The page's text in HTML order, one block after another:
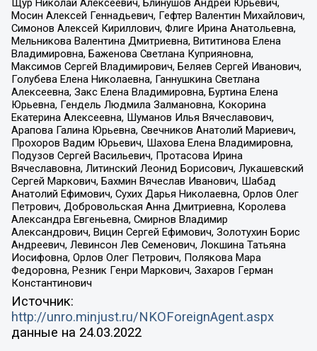
Щур Николай Алексеевич, Блинушов Андрей Юрьевич,
Мосин Алексей Геннадьевич, Гефтер Валентин Михайлович,
Симонов Алексей Кириллович, Флиге Ирина Анатольевна,
Мельникова Валентина Дмитриевна, Вититинова Елена
Владимировна, Баженова Светлана Куприяновна,
Максимов Сергей Владимирович, Беляев Сергей Иванович,
Голубева Елена Николаевна, Ганнушкина Светлана
Алексеевна, Закс Елена Владимировна, Буртина Елена
Юрьевна, Гендель Людмила Залмановна, Кокорина
Екатерина Алексеевна, Шуманов Илья Вячеславович,
Арапова Галина Юрьевна, Свечников Анатолий Мариевич,
Прохоров Вадим Юрьевич, Шахова Елена Владимировна,
Подузов Сергей Васильевич, Протасова Ирина
Вячеславовна, Литинский Леонид Борисович, Лукашевский
Сергей Маркович, Бахмин Вячеслав Иванович, Шабад
Анатолий Ефимович, Сухих Дарья Николаевна, Орлов Олег
Петрович, Добровольская Анна Дмитриевна, Королева
Александра Евгеньевна, Смирнов Владимир
Александрович, Вицин Сергей Ефимович, Золотухин Борис
Андреевич, Левинсон Лев Семенович, Локшина Татьяна
Иосифовна, Орлов Олег Петрович, Полякова Мара
Федоровна, Резник Генри Маркович, Захаров Герман
Константинович
Источник:
http://unro.minjust.ru/NKOForeignAgent.aspx
данные на 24.03.2022